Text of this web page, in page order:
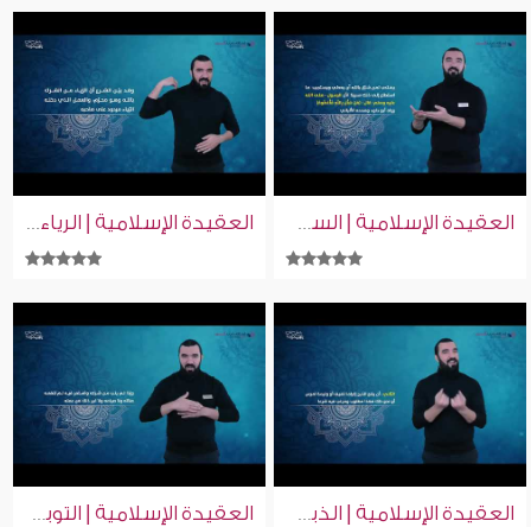
العقيدة الإسلامية | السؤال بالله | إسلام ويب | بلغة الإشارة العقيدة الإسلامية | الرياء | إسلام ويب | بلغة الإشارة
العقيدة الإسلامية | الذبح لغير الله | إسلام ويب | بلغة الإشارة العقيدة الإسلامية | التوبة من الشرك | إسلام ويب | بلغة الإشارة